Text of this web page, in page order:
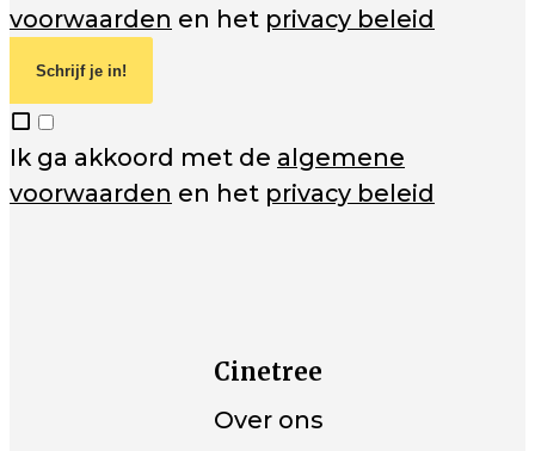
voorwaarden en het privacy beleid
Schrijf je in!
Ik ga akkoord met de algemene
voorwaarden en het privacy beleid
Cinetree
Over ons